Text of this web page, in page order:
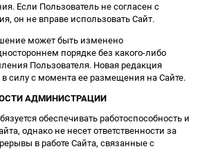
Если Пользователь не согласен с
он не вправе использовать Сайт.
может быть изменено
порядке без какого-либо
Пользователя. Новая редакция
силу с момента ее размещения на Сайте.
АДМИНИСТРАЦИИ
обеспечивать работоспособность и
однако не несет ответственности за
в работе Сайта, связанные с